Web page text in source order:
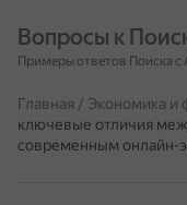
Вопросы к
Примеры ответов Поиска с
Главная / Экономика и
ключевые отличия
современным онлайн-